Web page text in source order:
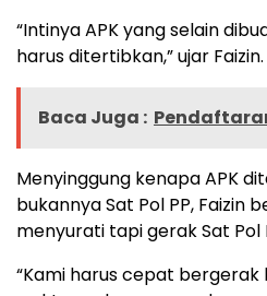
“Intinya APK yang selain
harus ditertibkan,” ujar Faizin.
Baca Juga :
Menyinggung kenapa APK
bukannya Sat Pol PP, Faizin
menyurati tapi gerak Sat
“Kami harus cepat bergerak